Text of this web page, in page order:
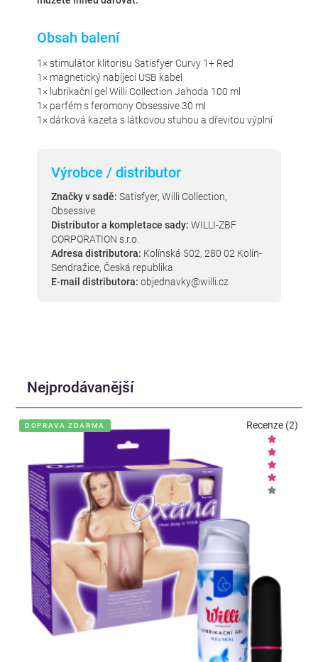
Obsah balení
1× stimulátor klitorisu Satisfyer Curvy 1+ Red
1× magnetický nabíjecí USB kabel
1× lubrikační gel Willi Collection Jahoda 100 ml
1× parfém s feromony Obsessive 30 ml
1× dárková kazeta s látkovou stuhou a dřevitou výplní
Výrobce / distributor
Značky v sadě: Satisfyer, Willi Collection,
Obsessive
Distributor a kompletace sady: WILLI-ZBF
CORPORATION s.r.o.
Adresa distributora: Kolínská 502, 280 02 Kolín-
Sendražice, Česká republika
E-mail distributora: objednavky@willi.cz
Nejprodávanější
DOPRAVA ZDARMA Recenze (2)